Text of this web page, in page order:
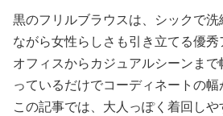
黒のフリルブラウスは、シックで
ながら女性らしさも引き立てる優秀
オフィスからカジュアルシーンま
っているだけでコーディネートの幅
この記事では、大人っぽく着回し